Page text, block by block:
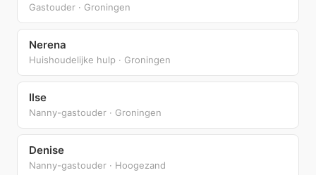
Gastouder · Groningen
Nerena
Huishoudelijke hulp · Groningen
Ilse
Nanny-gastouder · Groningen
Denise
Nanny-gastouder · Hoogezand